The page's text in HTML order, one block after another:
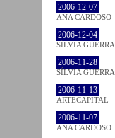
2006-12-07
ANA CARDOSO
2006-12-04
SÍLVIA GUERRA
2006-11-28
SÍLVIA GUERRA
2006-11-13
ARTECAPITAL
2006-11-07
ANA CARDOSO